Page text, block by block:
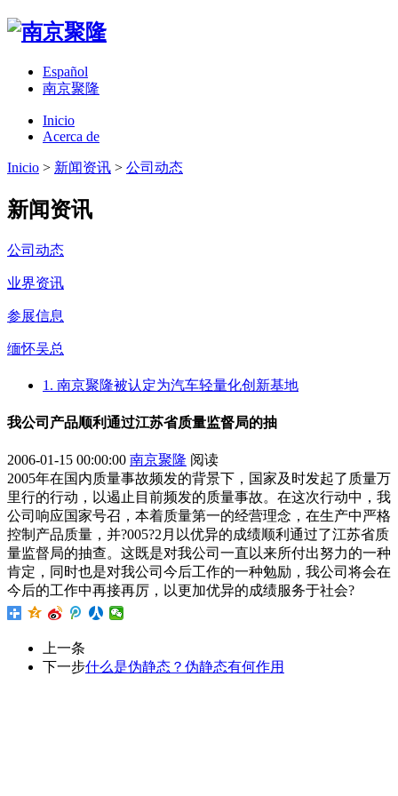
Español
南京聚隆
Inicio
Acerca de
Inicio > 新闻资讯 > 公司动态
新闻资讯
公司动态
业界资讯
参展信息
缅怀吴总
1. 南京聚隆被认定为汽车轻量化创新基地
我公司产品顺利通过江苏省质量监督局的抽
2006-01-15 00:00:00 南京聚隆 阅读
2005年在国内质量事故频发的背景下，国家及时发起了质量万
里行的行动，以遏止目前频发的质量事故。在这次行动中，我
公司响应国家号召，本着质量第一的经营理念，在生产中严格
控制产品质量，并?005?2月以优异的成绩顺利通过了江苏省质
量监督局的抽查。这既是对我公司一直以来所付出努力的一种
肯定，同时也是对我公司今后工作的一种勉励，我公司将会在
今后的工作中再接再厉，以更加优异的成绩服务于社会?
上一条
下一步什么是伪静态？伪静态有何作用